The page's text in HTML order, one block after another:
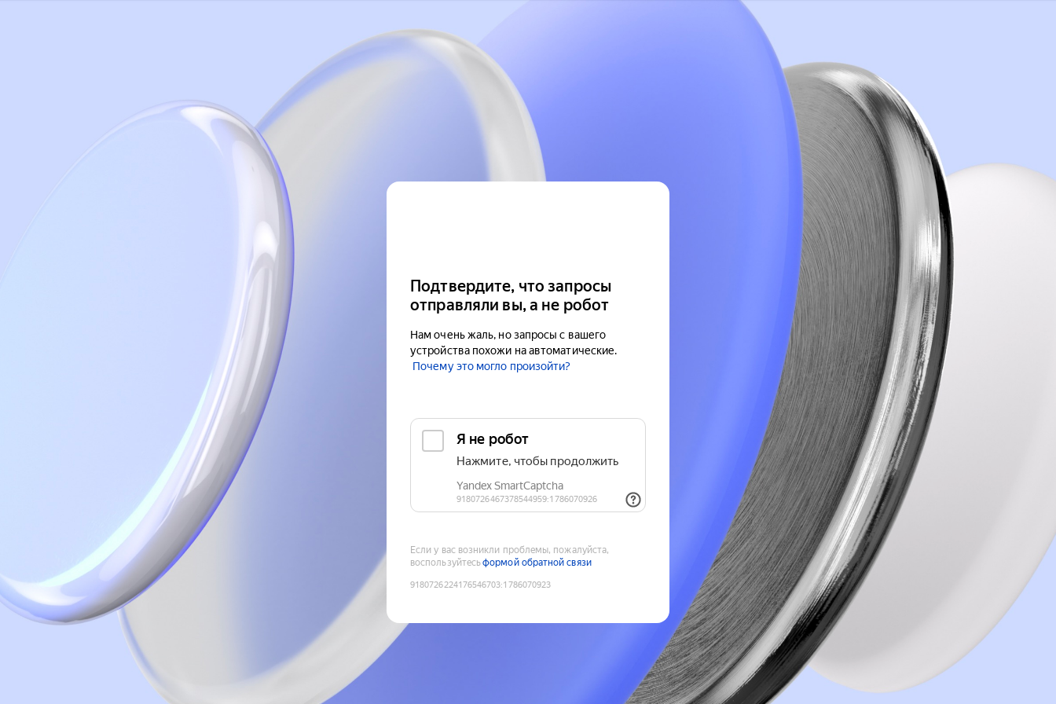
Подтвердите, что запросы
отправляли вы, а не робот
Нам очень жаль, но запросы с вашего
устройства похожи на автоматические.
Почему это могло произойти?
Если у вас возникли проблемы, пожалуйста,
воспользуйтесьформой обратной связи
9180726224176546703:1786070923